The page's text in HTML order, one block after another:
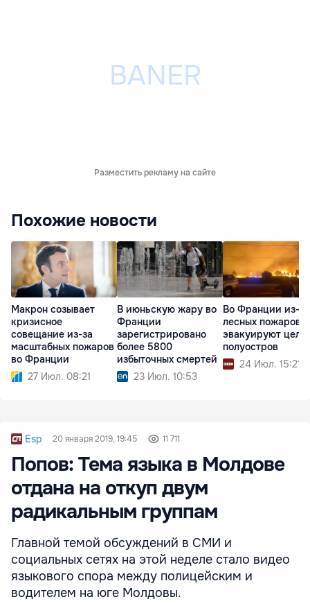
Разместить рекламу на сайте
Похожие новости
Макрон созывает
кризисное
совещание из-за
масштабных пожаров
во Франции
27 Июл. 08:21
В июньскую жару во
Франции
зарегистрировано
более 5800
избыточных смертей
23 Июл. 10:53
Во Франции из-за
лесных пожаров
эвакуируют
полуостров
24 Июл. 15:21
Esp 20 января 2019, 19:45 11 711
Попов: Тема языка в Молдове
отдана на откуп двум
радикальным группам
Главной темой обсуждений в СМИ и
социальных сетях на этой неделе стало видео
языкового спора между полицейским и
водителем на юге Молдовы.